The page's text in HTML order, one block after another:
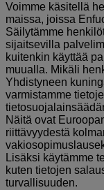
Voimme käsitellä
maissa, joissa
Säilytämme
sijaitsevilla
kuitenkin käyttää
muualla. Mikäli
Yhdistyneen
varmistamme
Näitä ovat
riittävyydestä
Lisäksi käytämme
kuten tietojen
turvallisuuden.